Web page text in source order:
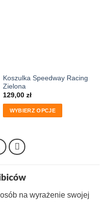
Koszulka Speedway Racing
Zielona
129,00 zł
WYBIERZ OPCJE
na wyrażenie swojej